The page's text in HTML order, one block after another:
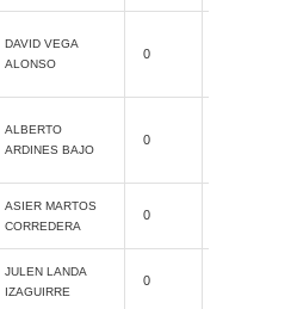
DAVID VEGA
ALONSO
0
ALBERTO
ARDINES BAJO
0
ASIER MARTOS
CORREDERA
0
JULEN LANDA
IZAGUIRRE
0